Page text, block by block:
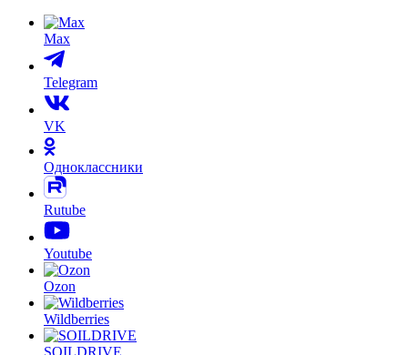
Max
Telegram
VK
Одноклассники
Rutube
Youtube
Ozon
Wildberries